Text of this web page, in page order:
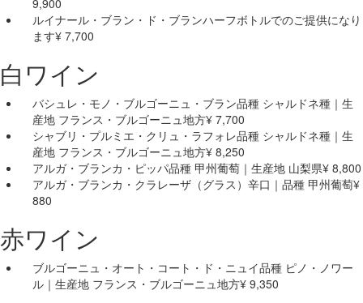
9,900
ルイナール・ブラン・ド・ブランハーフボトルでのご提供になり
ます¥ 7,700
白ワイン
バシュレ・モノ・ブルゴーニュ・ブラン品種 シャルドネ種｜生
産地 フランス・ブルゴーニュ地方¥ 7,700
シャブリ・プルミエ・クリュ・ラフォレ品種 シャルドネ種｜生
産地 フランス・ブルゴーニュ地方¥ 8,250
アルガ・ブランカ・ピッパ品種 甲州葡萄｜生産地 山梨県¥ 8,800
アルガ・ブランカ・クラレーザ（グラス） 辛口｜品種 甲州葡萄¥
880
赤ワイン
ブルゴーニュ・オート・コート・ド・ニュイ品種 ピノ・ノワー
ル｜生産地 フランス・ブルゴーニュ地方¥ 9,350